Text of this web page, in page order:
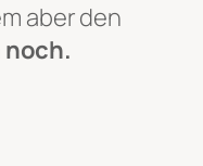
aber den
noch.